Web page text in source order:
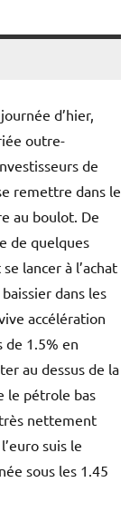
d’hier,
outre-
de
remettre dans le
au boulot. De
de quelques
lancer à l’achat
dans les
accélération
de 1.5% en
au dessus de la
le pétrole bas
nettement
suis le
sous les 1.45